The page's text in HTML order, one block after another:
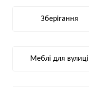
Зберігання
Меблі для вулиці